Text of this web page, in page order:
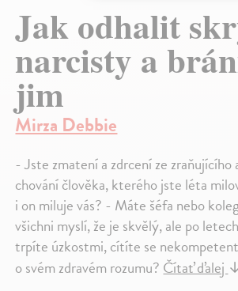
Jak odhalit
narcisty a
jim
Mirza Debbie
- Jste zmatení a zdrcení ze zraňujícího
chování člověka, kterého jste léta
i on miluje vás? - Máte šéfa nebo
všichni myslí, že je skvělý, ale po
trpíte úzkostmi, cítíte se
o svém zdravém rozumu?Čítať ďalej